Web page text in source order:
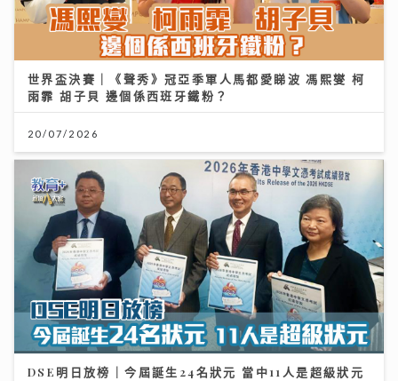
世界盃決賽｜《聲秀》冠亞季軍人馬都愛睇波 馮熙燮 柯
雨霏 胡子貝 邊個係西班牙鐵粉？
20/07/2026
DSE明日放榜｜今屆誕生24名狀元 當中11人是超級狀元